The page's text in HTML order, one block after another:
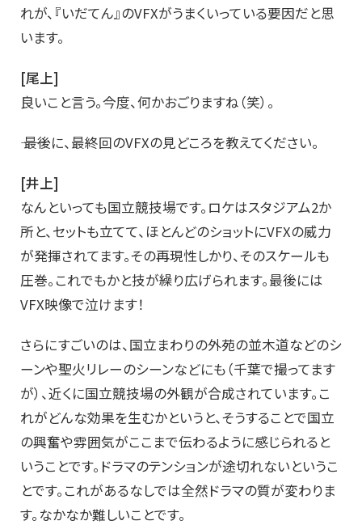
れが、『いだてん』のVFXがうまくいっている要因だと思
います。
[尾上]
良いこと言う。今度、何かおごりますね（笑）。
―― 最後に、最終回のVFXの見どころを教えてください。
[井上]
なんといっても国立競技場です。ロケはスタジアム2か
所と、セットも立てて、ほとんどのショットにVFXの威力
が発揮されてます。その再現性しかり、そのスケールも
圧巻。これでもかと技が繰り広げられます。最後には
VFX映像で泣けます！
さらにすごいのは、国立まわりの外苑の並木道などのシ
ーンや聖火リレーのシーンなどにも（千葉で撮ってます
が）、近くに国立競技場の外観が合成されています。こ
れがどんな効果を生むかというと、そうすることで国立
の興奮や雰囲気がここまで伝わるように感じられると
いうことです。ドラマのテンションが途切れないというこ
とです。これがあるなしでは全然ドラマの質が変わりま
す。なかなか難しいことです。